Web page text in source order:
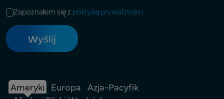
Zapoznałem się z polityką prywatności
Ameryki Europa Azja-Pacyfik